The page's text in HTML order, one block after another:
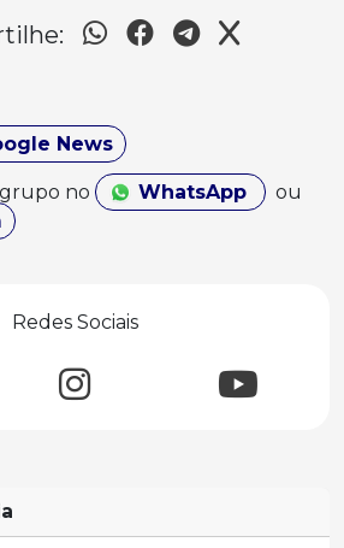
News
no WhatsApp
ou
Redes Sociais